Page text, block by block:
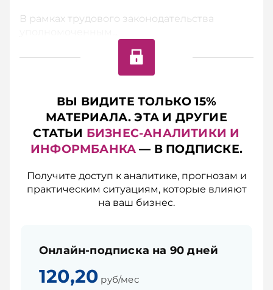
В рамках трудового законодательства
ВЫ ВИДИТЕ ТОЛЬКО 15%
МАТЕРИАЛА. ЭТА И ДРУГИЕ
СТАТЬИ БИЗНЕС-АНАЛИТИКИ И
ИНФОРМБАНКА — В ПОДПИСКЕ.
Получите доступ к аналитике, прогнозам и
практическим ситуациям, которые влияют
на ваш бизнес.
Онлайн-подписка на 90 дней
120,20 руб/мес